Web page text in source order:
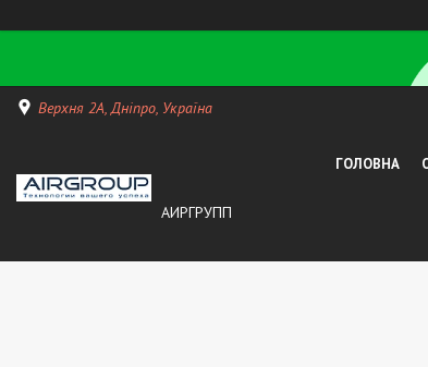
Верхня 2А, Дніпро, Україна
АИРГРУПП
ГОЛОВНА